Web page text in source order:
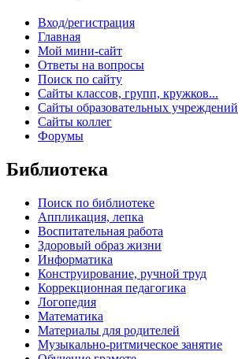
Вход/регистрация
Главная
Мой мини-сайт
Ответы на вопросы
Поиск по сайту
Сайты классов, групп, кружков...
Сайты образовательных учреждений
Сайты коллег
Форумы
Библиотека
Поиск по библиотеке
Аппликация, лепка
Воспитательная работа
Здоровый образ жизни
Информатика
Конструирование, ручной труд
Коррекционная педагогика
Логопедия
Математика
Материалы для родителей
Музыкально-ритмическое занятие